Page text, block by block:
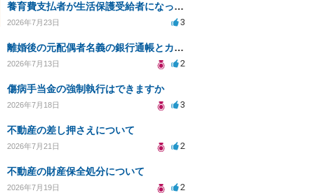
養育費支払者が生活保護受給者になった場合の支払い可否
2026年7月23日 3
離婚後の元配偶者名義の銀行通帳とカードの処分方法について
2026年7月13日 2
傷病手当金の強制執行はできますか
2026年7月18日 3
不動産の差し押さえについて
2026年7月21日 2
不動産の財産保全処分について
2026年7月19日 2